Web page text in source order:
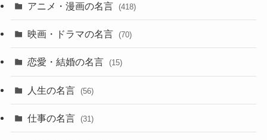
アニメ・漫画の名言 (418)
映画・ドラマの名言 (70)
恋愛・結婚の名言 (15)
人生の名言 (56)
仕事の名言 (31)